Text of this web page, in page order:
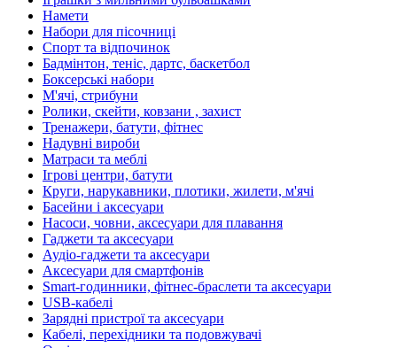
Намети
Набори для пісочниці
Спорт та відпочинок
Бадмінтон, теніс, дартс, баскетбол
Боксерські набори
М'ячі, стрибуни
Ролики, скейти, ковзани , захист
Тренажери, батути, фітнес
Надувні вироби
Матраси та меблі
Ігрові центри, батути
Круги, нарукавники, плотики, жилети, м'ячі
Басейни і аксесуари
Насоси, човни, аксесуари для плавання
Гаджети та аксесуари
Аудіо-гаджети та аксесуари
Аксесуари для смартфонів
Smart-годинники, фітнес-браслети та аксесуари
USB-кабелі
Зарядні пристрої та аксесуари
Кабелі, перехідники та подовжувачі